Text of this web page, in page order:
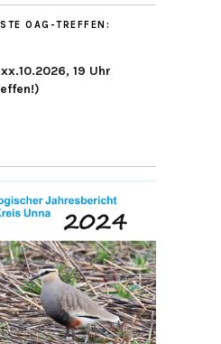
OAG-TREFFEN:
19 Uhr